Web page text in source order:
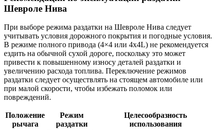
Шевроле Нива
При выборе режима раздатки на Шевроле Нива следует
учитывать условия дорожного покрытия и погодные условия.
В режиме полного привода (4×4 или 4x4L) не рекомендуется
ездить на обычной сухой дороге, поскольку это может
привести к повышенному износу деталей раздатки и
увеличению расхода топлива. Переключение режимов
раздатки следует осуществлять на стоящем автомобиле или
при малой скорости, чтобы избежать поломок или
повреждений.
Положение
рычага
Режим
раздатки
Целесообразность
использования